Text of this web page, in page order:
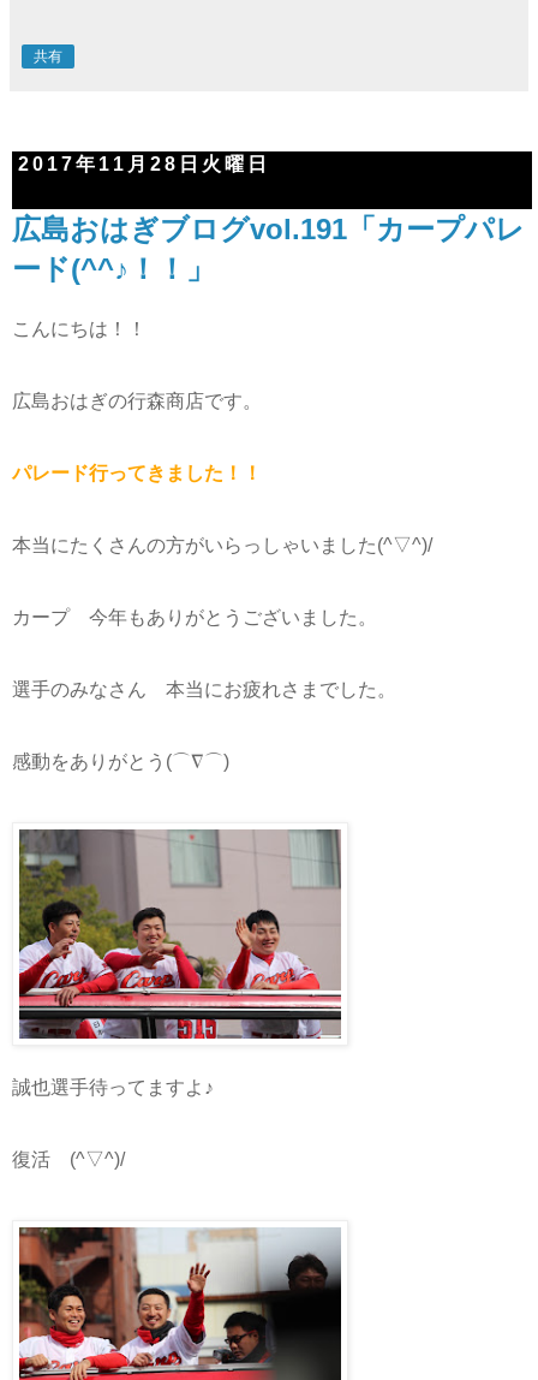
共有
2017年11月28日火曜日
広島おはぎブログvol.191「カープパレ
ード(^^♪！！」
こんにちは！！
広島おはぎの行森商店です。
パレード行ってきました！！
本当にたくさんの方がいらっしゃいました(^▽^)/
カープ 今年もありがとうございました。
選手のみなさん 本当にお疲れさまでした。
感動をありがとう(⌒∇⌒)
誠也選手待ってますよ♪
復活 (^▽^)/